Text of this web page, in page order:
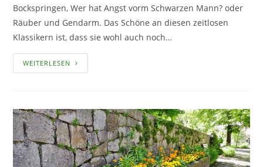
Bockspringen, Wer hat Angst vorm Schwarzen Mann? oder
Räuber und Gendarm. Das Schöne an diesen zeitlosen
Klassikern ist, dass sie wohl auch noch…
WEITERLESEN KLASSISCHE
KINDERSPIELE